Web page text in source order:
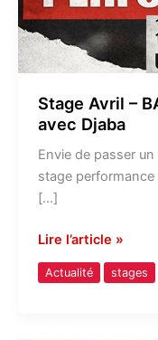
Stage Avril –
avec Djaba
Envie de passer
stage
[…]
Lire l’article »
Actualité stages